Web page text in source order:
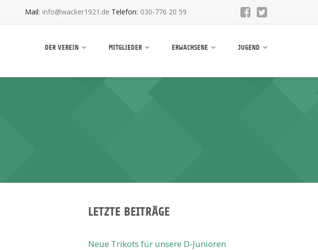
Mail: info@wacker1921.de Telefon: 030-776 20 59
DER VEREIN MITGLIEDER ERWACHSENE JUGEND
LETZTE BEITRÄGE
Neue Trikots für unsere D-Junioren